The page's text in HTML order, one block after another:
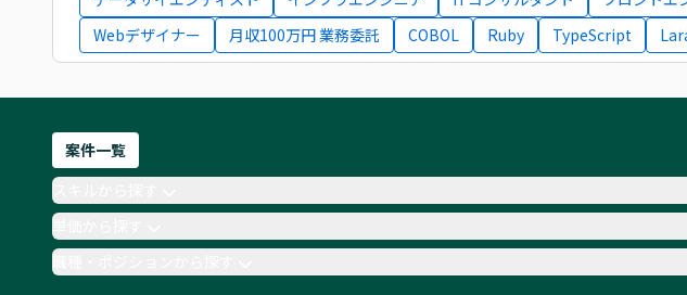
Webデザイナー
月収100万円 業務委託 COBOL Ruby TypeScript
案件一覧
単価から探す
職種・ポジションから探す